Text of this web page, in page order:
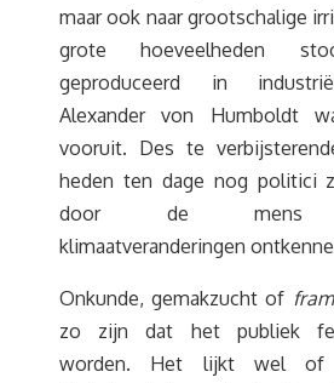
maar ook naar grootschalige
grote hoeveelheden
geproduceerd in
Alexander von Humboldt
vooruit. Des te
heden ten dage nog politici
door de mens
klimaatveranderingen
Onkunde, gemakzucht of
zo zijn dat het publiek
worden. Het lijkt wel of